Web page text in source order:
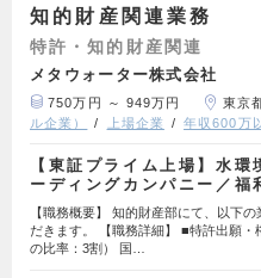
知的財産関連業務
特許・知的財産関連
メタウォーター株式会社
750万円 ～ 949万円 東京
ル企業）
上場企業 年収600万
【東証プライム上場】水環
ーディングカンパニー／
【職務概要】 知的財産部にて、以下
だきます。 【職務詳細】 ■特許出願・
の比率：3割） 国…